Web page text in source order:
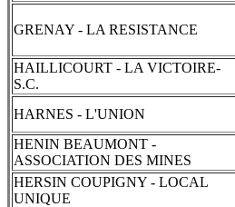
GRENAY - LA RESISTANCE
HAILLICOURT - LA VICTOIRE-
S.C.
HARNES - L'UNION
HENIN BEAUMONT -
ASSOCIATION DES MINES
HERSIN COUPIGNY - LOCAL
UNIQUE